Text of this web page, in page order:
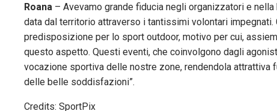
Roana – Avevamo grande fiducia negli organizzatori e
data dal territorio attraverso i tantissimi volontari
predisposizione per lo sport outdoor, motivo per cui,
questo aspetto. Questi eventi, che coinvolgono dagli
vocazione sportiva delle nostre zone, rendendola
delle belle soddisfazioni”.
Credits: SportPix